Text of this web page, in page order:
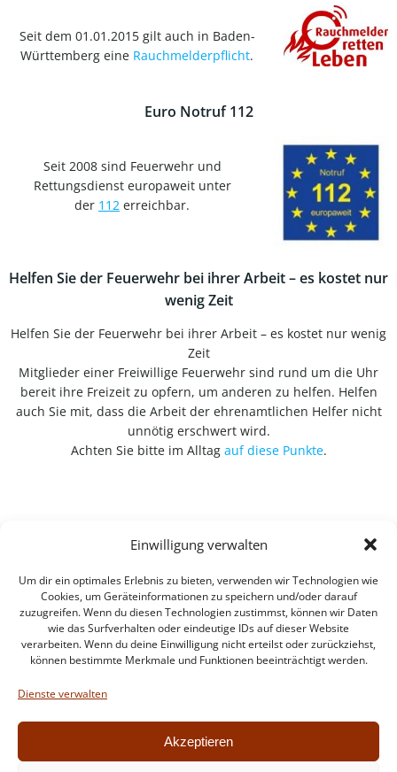
Einwilligung verwalten
Um dir ein optimales Erlebnis zu bieten, verwenden wir Technologien wie
Cookies, um Geräteinformationen zu speichern und/oder darauf
zuzugreifen. Wenn du diesen Technologien zustimmst, können wir Daten
wie das Surfverhalten oder eindeutige IDs auf dieser Website
verarbeiten. Wenn du deine Einwilligung nicht erteilst oder zurückziehst,
können bestimmte Merkmale und Funktionen beeinträchtigt werden.
Dienste verwalten
Akzeptieren
Seit dem 01.01.2015 gilt auch in Baden-
Württemberg eine Rauchmelderpflicht.
Euro Notruf 112
Seit 2008 sind Feuerwehr und
Rettungsdienst europaweit unter
der 112 erreichbar.
Helfen Sie der Feuerwehr bei ihrer Arbeit – es kostet nur
wenig Zeit
Helfen Sie der Feuerwehr bei ihrer Arbeit – es kostet nur wenig
Zeit
Mitglieder einer Freiwillige Feuerwehr sind rund um die Uhr
bereit ihre Freizeit zu opfern, um anderen zu helfen. Helfen
auch Sie mit, dass die Arbeit der ehrenamtlichen Helfer nicht
unnötig erschwert wird.
Achten Sie bitte im Alltag auf diese Punkte.
Intern